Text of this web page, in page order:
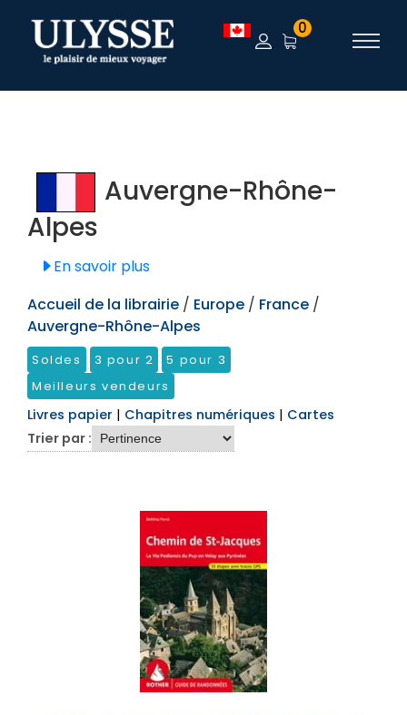
TEST 0
Auvergne-Rhône-
Alpes
En savoir plus
Accueil de la librairie / Europe / France /
Auvergne-Rhône-Alpes
Soldes 3 pour 2
5 pour 3
Meilleurs vendeurs
Livres papier | Chapitres numériques | Cartes
Trier par :